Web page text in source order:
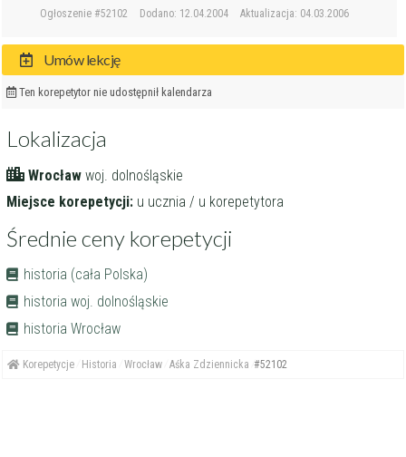
Ogłoszenie #52102 Dodano: 12.04.2004 Aktualizacja: 04.03.2006
Umów lekcję
Ten korepetytor nie udostępnił kalendarza
Lokalizacja
Wrocław woj. dolnośląskie
Miejsce korepetycji: u ucznia / u korepetytora
Średnie ceny korepetycji
historia (cała Polska)
historia woj. dolnośląskie
historia Wrocław
Korepetycje Historia Wrocław Aśka Zdziennicka #52102